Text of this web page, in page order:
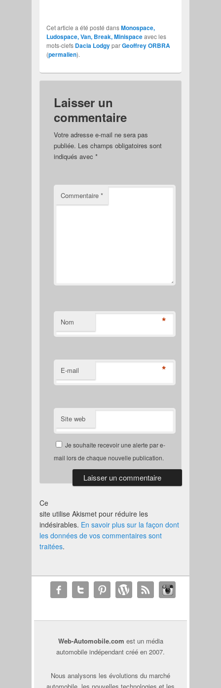
Cet article a été posté dansMonospace,
Ludospace, Van, Break, Minispaceavec les
mots-clefs Dacia LodgyparGeoffrey ORBRA
(permalien).
Laisser un
commentaire
Votre adresse e-mail ne sera pas
publiée. Les champs obligatoires sont
indiqués avec *
Commentaire *
Nom *
E-mail *
Site web
Je souhaite recevoir une alerte par e-
mail lors de chaque nouvelle publication.
Ce
site utilise Akismet pour réduire les
indésirables. En savoir plus sur la façon dont
les données de vos commentaires sont
traitées.
Web-Automobile.com est un média
automobile indépendant créé en 2007.
Nous analysons les évolutions du marché